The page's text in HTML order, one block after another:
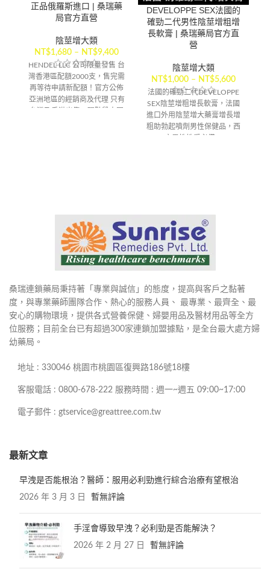
正品俄羅斯進口 | 桑瑞藥
局官方直營
陰莖增大類
NT$1,680 – NT$9,400
HENDEL LLC 公司限量發售 台
灣香港區配額2000支，售完需
再等待申請新配額！官方公佈
亞洲地區的經銷商及代理 只有
DEVELOPPE SEX法國的
確勁二代男性陰莖增粗增
長軟膏 | 桑瑞藥局官方直
營
陰莖增大類
NT$1,000 – NT$5,600
法國的確勁二代DEVELOPPE
SEX陰莖增粗增長軟膏，法國
進口外用陰莖增大藥膏增長增
粗助勃起噴劑男性保健品，西
桑瑞連鎖藥局秉持著「專業與誠信」的態度，提高與客戶之黏著
度，與專業藥師團隊合作、熱心的服務人員、 最專業、最齊全、最
安心的購物環境，提供各式營養保健、婦嬰用品及醫材用品等全方
位服務；目前全台已有超過300家連鎖加盟據點，是全台最大處方婦
幼藥局。
地址 : 330046 桃園市桃園區復興路186號18樓
客服電話 : 0800-678-222 服務時間 : 週一~週五 09:00~17:00
電子郵件 : gtservice@greattree.com.tw
最新文章
早洩是否能根治？醫師：服用必利勁進行綜合治療有望根治
2026 年 3 月 3 日 暫無評論
手淫會導致早洩？必利勁是否能解決？
2026 年 2 月 27 日 暫無評論